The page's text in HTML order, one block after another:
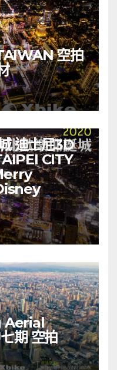
空拍
迪士尼3D
CITY
Aerial
期 空拍